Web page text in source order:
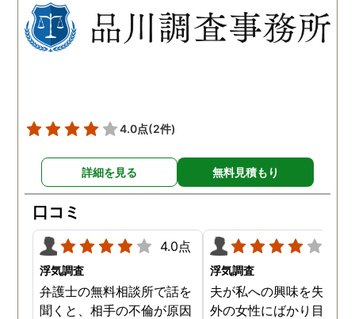
私が夫を疑うだけでは夫の
不倫の実態を知ることがで
きませんでしたので、真相
した。想像以上に妻の浮
の状態が酷かったので、
然としてしまいました。
4.0点(2件)
詳細を見る 無料見積もり
口コミ
4.0点
浮気調査
弁護士の無料相談所で話を
聞くと、相手の不倫が原因
浮気調査
夫が私への興味を失くし
外の女性にばかり目を向